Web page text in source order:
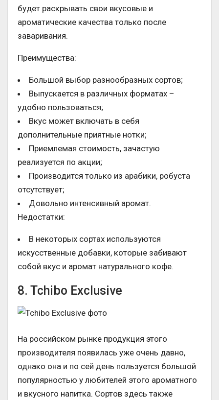
будет раскрывать свои вкусовые и
ароматические качества только после
заваривания.
Преимущества:
Большой выбор разнообразных сортов;
Выпускается в различных форматах –
удобно пользоваться;
Вкус может включать в себя
дополнительные приятные нотки;
Приемлемая стоимость, зачастую
реализуется по акции;
Производится только из арабики, робуста
отсутствует;
Довольно интенсивный аромат.
Недостатки:
В некоторых сортах используются
искусственные добавки, которые забивают
собой вкус и аромат натурального кофе.
8. Tchibo Exclusive
На российском рынке продукция этого
производителя появилась уже очень давно,
однако она и по сей день пользуется большой
популярностью у любителей этого ароматного
и вкусного напитка. Сортов здесь также